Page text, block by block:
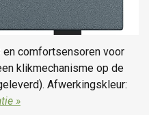
en comfortsensoren voor
klikmechanisme op de
Afwerkingskleur:
»